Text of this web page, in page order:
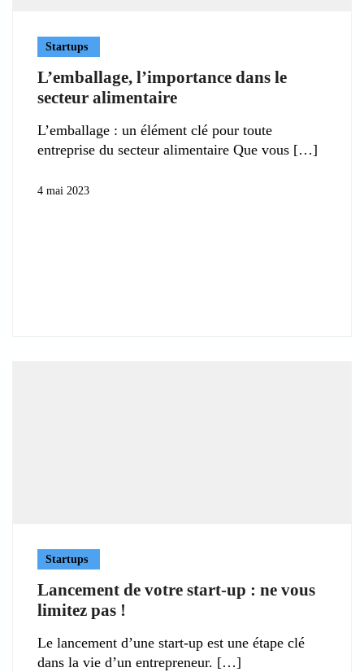
Startups
L’emballage, l’importance dans le
secteur alimentaire
L’emballage : un élément clé pour toute
entreprise du secteur alimentaire Que vous
4 mai 2023
Startups
Lancement de votre start-up : ne vous
limitez pas !
Le lancement d’une start-up est une étape clé
dans la vie d’un entrepreneur.